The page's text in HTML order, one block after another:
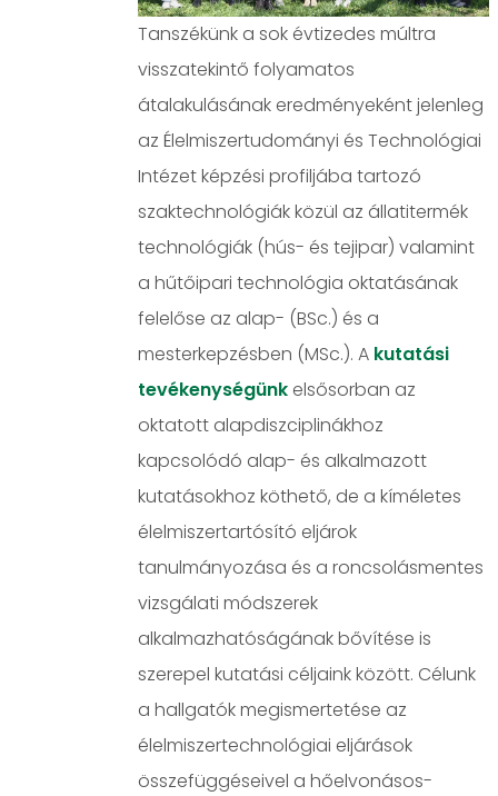
Tanszékünk a sok évtizedes múltra
visszatekintő folyamatos
átalakulásának eredményeként jelenleg
az Élelmiszertudományi és Technológiai
Intézet képzési profiljába tartozó
szaktechnológiák közül az állatitermék
technológiák (hús- és tejipar) valamint
a hűtőipari technológia oktatásának
felelőse az alap- (BSc.) és a
mesterkepzésben (MSc.). A kutatási
tevékenységünkelsősorban az
oktatott alapdiszciplinákhoz
kapcsolódó alap- és alkalmazott
kutatásokhoz köthető, de a kíméletes
élelmiszertartósító eljárok
tanulmányozása és a roncsolásmentes
vizsgálati módszerek
alkalmazhatóságának bővítése is
szerepel kutatási céljaink között. Célunk
a hallgatók megismertetése az
élelmiszertechnológiai eljárások
összefüggéseivel a hőelvonásos-